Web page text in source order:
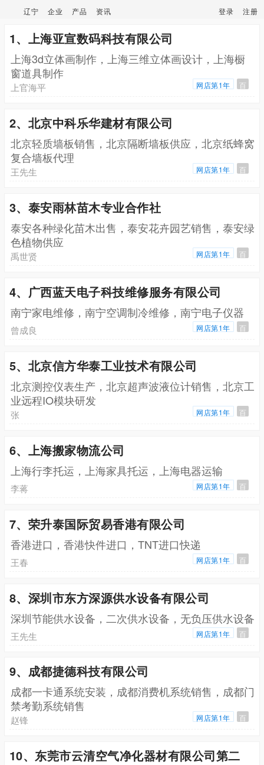
辽宁 企业 产品 资讯 登录 注册
1、上海亚宣数码科技有限公司
上海3d立体画制作，上海三维立体画设计，上海橱
窗道具制作
上官海平 网店第1年 百
2、北京中科乐华建材有限公司
北京轻质墙板销售，北京隔断墙板供应，北京纸蜂窝
复合墙板代理
王先生 网店第1年 百
3、泰安雨林苗木专业合作社
泰安各种绿化苗木出售，泰安花卉园艺销售，泰安绿
色植物供应
禹世贤 网店第1年 百
4、广西蓝天电子科技维修服务有限公司
南宁家电维修，南宁空调制冷维修，南宁电子仪器
曾成良 网店第1年 百
5、北京信方华泰工业技术有限公司
北京测控仪表生产，北京超声波液位计销售，北京工
业远程IO模块研发
张 网店第1年 百
6、上海搬家物流公司
上海行李托运，上海家具托运，上海电器运输
李蒋 网店第1年 百
7、荣升泰国际贸易香港有限公司
香港进口，香港快件进口，TNT进口快递
王春 网店第1年 百
8、深圳市东方深源供水设备有限公司
深圳节能供水设备，二次供水设备，无负压供水设备
王先生 网店第1年 百
9、成都捷德科技有限公司
成都一卡通系统安装，成都消费机系统销售，成都门
禁考勤系统销售
赵锋 网店第1年 百
10、东莞市云清空气净化器材有限公司第二